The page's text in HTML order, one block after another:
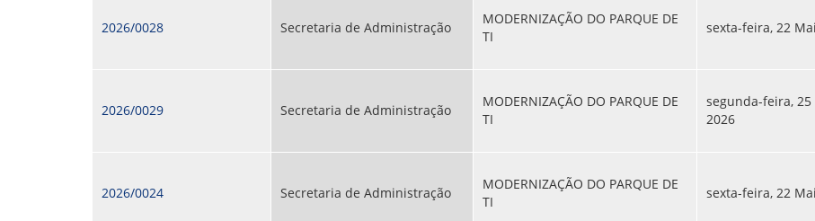
2026/0028 Secretaria de Administração
MODERNIZAÇÃO DO PARQUE DE
TI
sexta-feira, 22
2026/0029 Secretaria de Administração
MODERNIZAÇÃO DO PARQUE DE
TI
segunda-feira, 25
2026
2026/0024 Secretaria de Administração
MODERNIZAÇÃO DO PARQUE DE
TI
sexta-feira, 22